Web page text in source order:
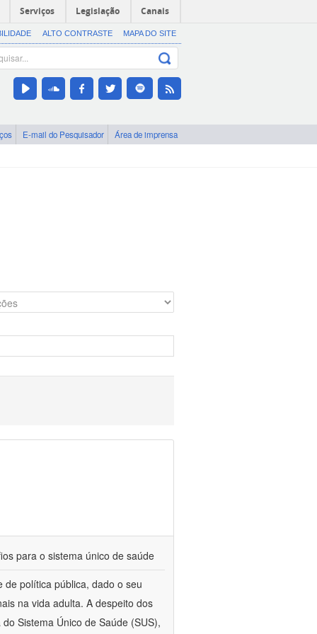
Serviços Legislação Canais
ALTO CONTRASTE MAPA DO SITE
E-mail do Pesquisador Área de imprensa
para o sistema único de saúde
política pública, dado o seu
na vida adulta. A despeito dos
Sistema Único de Saúde (SUS),